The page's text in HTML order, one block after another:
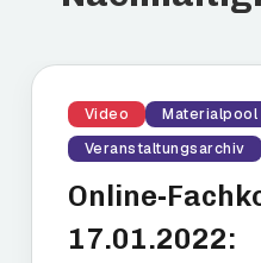
Video
Materialpool
Veranstaltungsarchiv
Online-
17.01.2022: